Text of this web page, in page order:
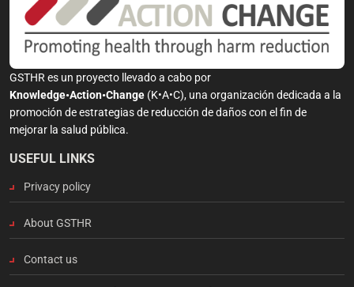
GSTHR es un proyecto llevado a cabo por
Knowledge•Action•Change (K•A•C), una organización dedicada a la
promoción de estrategias de reducción de daños con el fin de
mejorar la salud pública.
USEFUL LINKS
Privacy policy
About GSTHR
Contact us